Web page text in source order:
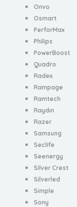
Onvo
Osmart
PerforMax
Philips
PowerBoost
Quadro
Radex
Rampage
Ramtech
Raydın
Razer
Samsung
Seclife
Seenergy
Silver Crest
Silverled
Simple
Sony